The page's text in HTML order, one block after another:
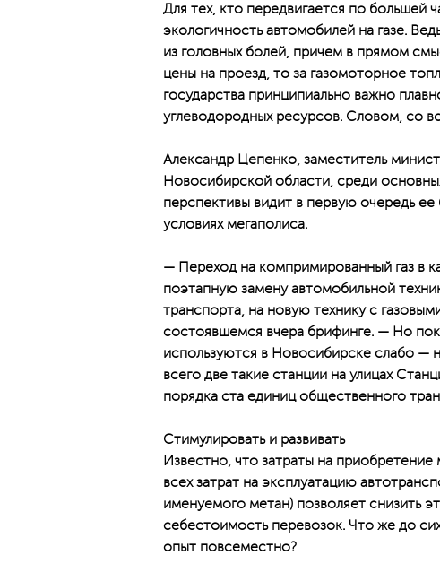
Для тех, кто передвигается по большей
экологичность автомобилей на газе.
из головных болей, причем в прямом
цены на проезд, то за газомоторное
государства принципиально важно
углеводородных ресурсов. Словом, со
Александр Цепенко, заместитель
Новосибирской области, среди
перспективы видит в первую очередь
условиях мегаполиса.
— Переход на компримированный газ в
поэтапную замену автомобильной
транспорта, на новую технику с
состоявшемся вчера брифинге. — Но
используются в Новосибирске слабо —
всего две такие станции на улицах
порядка ста единиц общественного
Стимулировать и развивать
Известно, что затраты на
всех затрат на эксплуатацию
именуемого метан) позволяет снизить
себестоимость перевозок. Что же до
опыт повсеместно?